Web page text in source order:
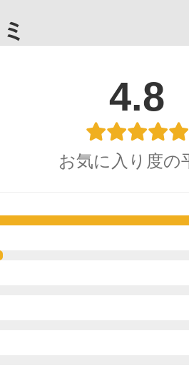
4.8
お気に入り度の